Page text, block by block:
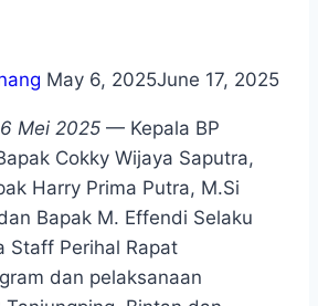
May 6, 2025June 17, 2025
Mei 2025 — Kepala BP
Cokky Wijaya Saputra,
Harry Prima Putra, M.Si
Bapak M. Effendi Selaku
Staff Perihal Rapat
dan pelaksanaan